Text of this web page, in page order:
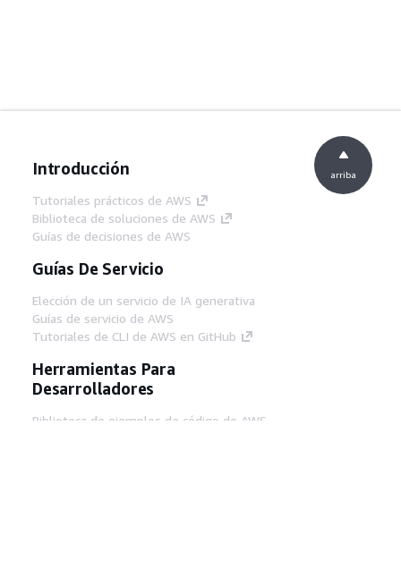
Introducción
Tutoriales prácticos de AWS
Biblioteca de soluciones de AWS
Guías de decisiones de AWS
Guías De Servicio
Elección de un servicio de IA generativa
Guías de servicio de AWS
Tutoriales de CLI de AWS en GitHub
Herramientas Para
Desarrolladores
Biblioteca de ejemplos de código de AWS
arriba